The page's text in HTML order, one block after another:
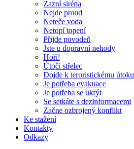
Zazní siréna
Nejde proud
Neteče voda
Netopí topení
Přijde povodeň
Jste u dopravní nehody
Hoří!
Útočí střelec
Dojde k teroristickému útoku
Je potřeba evakuace
Je potřeba se ukrýt
Se setkáte s dezinformacemi
Začne ozbrojený konflikt
Ke stažení
Kontakty
Odkazy